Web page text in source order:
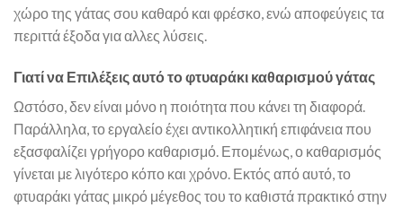
χώρο της γάτας σου καθαρό και φρέσκο, ενώ αποφεύγεις τα
περιττά έξοδα για αλλες λύσεις.
Γιατί να Επιλέξεις αυτό το φτυαράκι καθαρισμού γάτας
Ωστόσο, δεν είναι μόνο η ποιότητα που κάνει τη διαφορά.
Παράλληλα, το εργαλείο έχει αντικολλητική επιφάνεια που
εξασφαλίζει γρήγορο καθαρισμό. Επομένως, ο καθαρισμός
γίνεται με λιγότερο κόπο και χρόνο. Εκτός από αυτό, το
φτυαράκι γάτας μικρό μέγεθος του το καθιστά πρακτικό στην